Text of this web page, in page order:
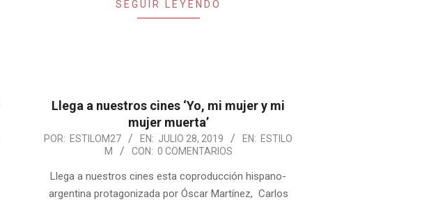
SEGUIR LEYENDO
Llega a nuestros cines ‘Yo, mi mujer y mi
mujer muerta’
2019-
28
POR: ESTILOM27 EN: JULIO 28, 2019 EN: ESTILO
M
CON: 0 COMENTARIOS
Llega a nuestros cines esta coproducción hispano-
argentina protagonizada por Óscar Martínez, Carlos